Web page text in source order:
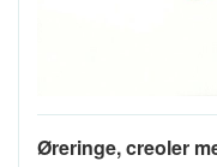
Øreringe, creoler